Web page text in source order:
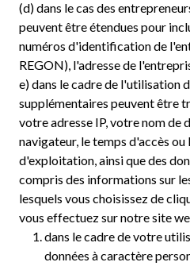
(d) dans le cas des
peuvent être étendues pour
numéros d'identification de
REGON), l'adresse de
e) dans le cadre de l'utilisation
supplémentaires peuvent être
votre adresse IP, votre nom de
navigateur, le temps d'accès
d'exploitation, ainsi que des
compris des informations sur
lesquels vous choisissez de
vous effectuez sur notre site
dans le cadre de votre
données à caractère